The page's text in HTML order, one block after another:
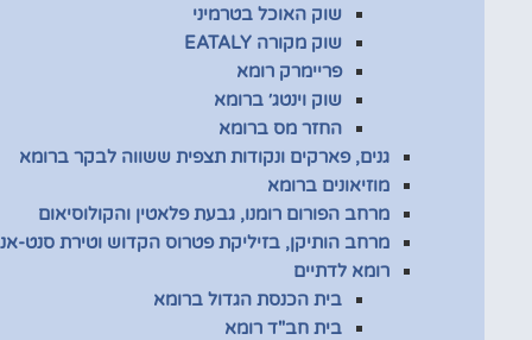
שוק האוכל בטרמיני
שוק מקורה EATALY
פריימרק רומא
שוק וינטג׳ ברומא
החזר מס ברומא
גנים, פארקים ונקודות תצפית ששווה לבקר ברומא
מוזיאונים ברומא
מרחב הפורום רומנו, גבעת פלאטין והקולוסיאום
מרחב הותיקן, בזיליקת פטרוס הקדוש וטירת סנט-
רומא לדתיים
בית הכנסת הגדול ברומא
בית חב"ד רומא